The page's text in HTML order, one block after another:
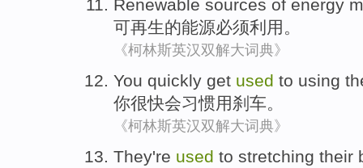
Renewable sources of energy
可再生的能源必须利用 。
《柯林斯英汉双解大词典》
You quickly get used to using
你很快会习惯用刹车。
《柯林斯英汉双解大词典》
They're used to stretching their